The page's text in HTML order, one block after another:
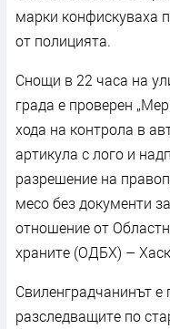
марки конфискуваха
от полицията.
Снощи в 22 часа на
града е проверен
хода на контрола в
артикула с лого и
разрешение на
месо без документи
отношение от
храните (ОДБХ) –
Свиленградчанинът е
разследващите по